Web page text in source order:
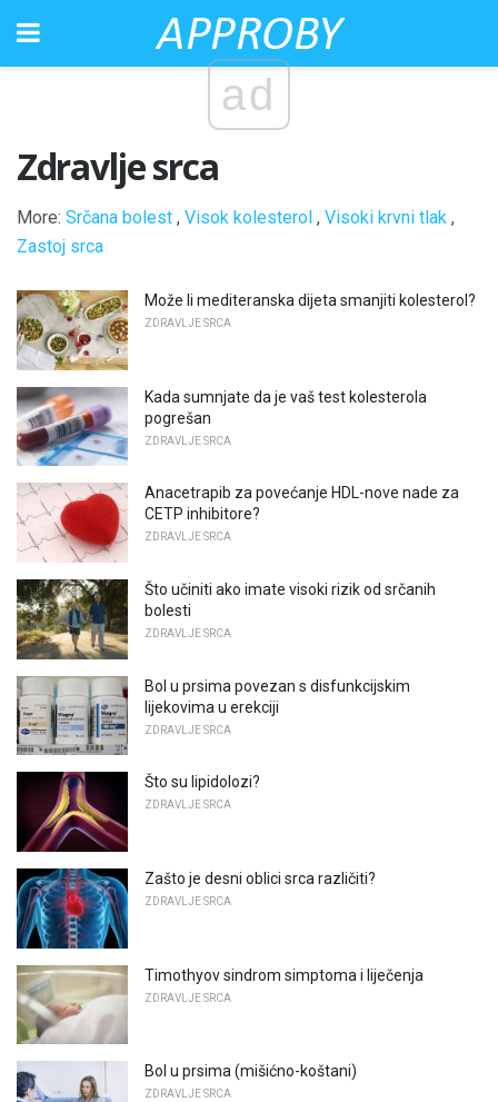
ad
Zdravlje srca
More: Srčana bolest , Visok kolesterol , Visoki krvni tlak ,
Zastoj srca
Može li mediteranska dijeta smanjiti kolesterol?
ZDRAVLJE SRCA
Kada sumnjate da je vaš test kolesterola
pogrešan
ZDRAVLJE SRCA
Anacetrapib za povećanje HDL-nove nade za
CETP inhibitore?
ZDRAVLJE SRCA
Što učiniti ako imate visoki rizik od srčanih
bolesti
ZDRAVLJE SRCA
Bol u prsima povezan s disfunkcijskim
lijekovima u erekciji
ZDRAVLJE SRCA
Što su lipidolozi?
ZDRAVLJE SRCA
Zašto je desni oblici srca različiti?
ZDRAVLJE SRCA
Timothyov sindrom simptoma i liječenja
ZDRAVLJE SRCA
Bol u prsima (mišićno-koštani)
ZDRAVLJE SRCA